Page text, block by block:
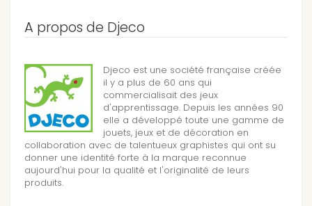
A propos de Djeco
Djeco est une société française créée
il y a plus de 60 ans qui
commercialisait des jeux
d'apprentissage. Depuis les années 90
elle a développé toute une gamme de
jouets, jeux et de décoration en
collaboration avec de talentueux graphistes qui ont su
donner une identité forte à la marque reconnue
aujourd'hui pour la qualité et l'originalité de leurs
produits.